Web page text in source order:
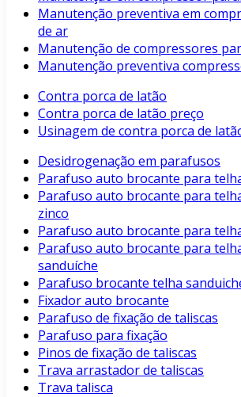
Manutenção preventiva em
de ar
Manutenção de compressores
Manutenção preventiva
Contra porca de latão
Contra porca de latão preço
Usinagem de contra porca de
Desidrogenação em parafusos
Parafuso auto brocante para
Parafuso auto brocante para
zinco
Parafuso auto brocante para
Parafuso auto brocante para
sanduíche
Parafuso brocante telha
Fixador auto brocante
Parafuso de fixação de taliscas
Parafuso para fixação
Pinos de fixação de taliscas
Trava arrastador de taliscas
Trava talisca